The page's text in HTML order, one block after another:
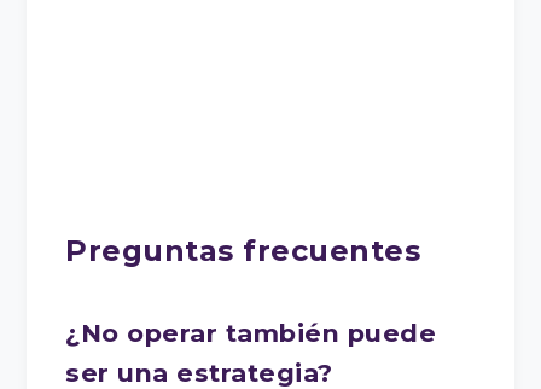
Preguntas frecuentes
¿No operar también puede
ser una estrategia?